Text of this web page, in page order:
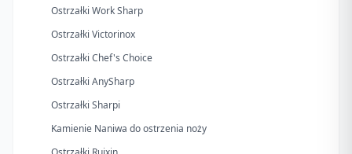
Ostrzałki Work Sharp
Ostrzałki Victorinox
Ostrzałki Chef's Choice
Ostrzałki AnySharp
Ostrzałki Sharpi
Kamienie Naniwa do ostrzenia noży